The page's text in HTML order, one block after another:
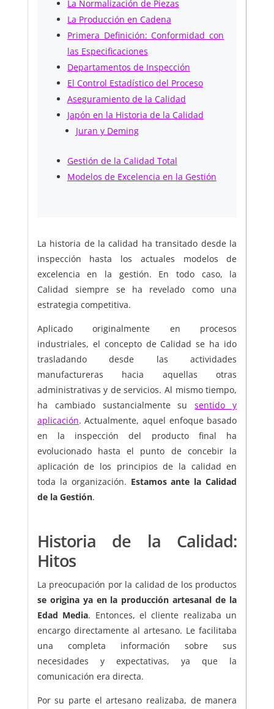
La Normalización de Piezas
La Producción en Cadena
Primera Definición: Conformidad con
las Especificaciones
Departamentos de Inspección
El Control Estadístico del Proceso
Aseguramiento de la Calidad
Japón en la Historia de la Calidad
Juran y Deming
Gestión de la Calidad Total
Modelos de Excelencia en la Gestión
La historia de la calidad ha transitado desde la
inspección hasta los actuales modelos de
excelencia en la gestión. En todo caso, la
Calidad siempre se ha revelado como una
estrategia competitiva.
Aplicado originalmente en procesos
industriales, el concepto de Calidad se ha ido
trasladando desde las actividades
manufactureras hacia aquellas otras
administrativas y de servicios. Al mismo tiempo,
ha cambiado sustancialmente susentido y
aplicación. Actualmente, aquel enfoque basado
en la inspección del producto final ha
evolucionado hasta el punto de concebir la
aplicación de los principios de la calidad en
toda la organización. Estamos ante la Calidad
de la Gestión.
Historia de la Calidad:
Hitos
La preocupación por la calidad de los productos
se origina ya en la producción artesanal de la
Edad Media. Entonces, el cliente realizaba un
encargo directamente al artesano. Le facilitaba
una completa información sobre sus
necesidades y expectativas, ya que la
comunicación era directa.
Por su parte el artesano realizaba, de manera